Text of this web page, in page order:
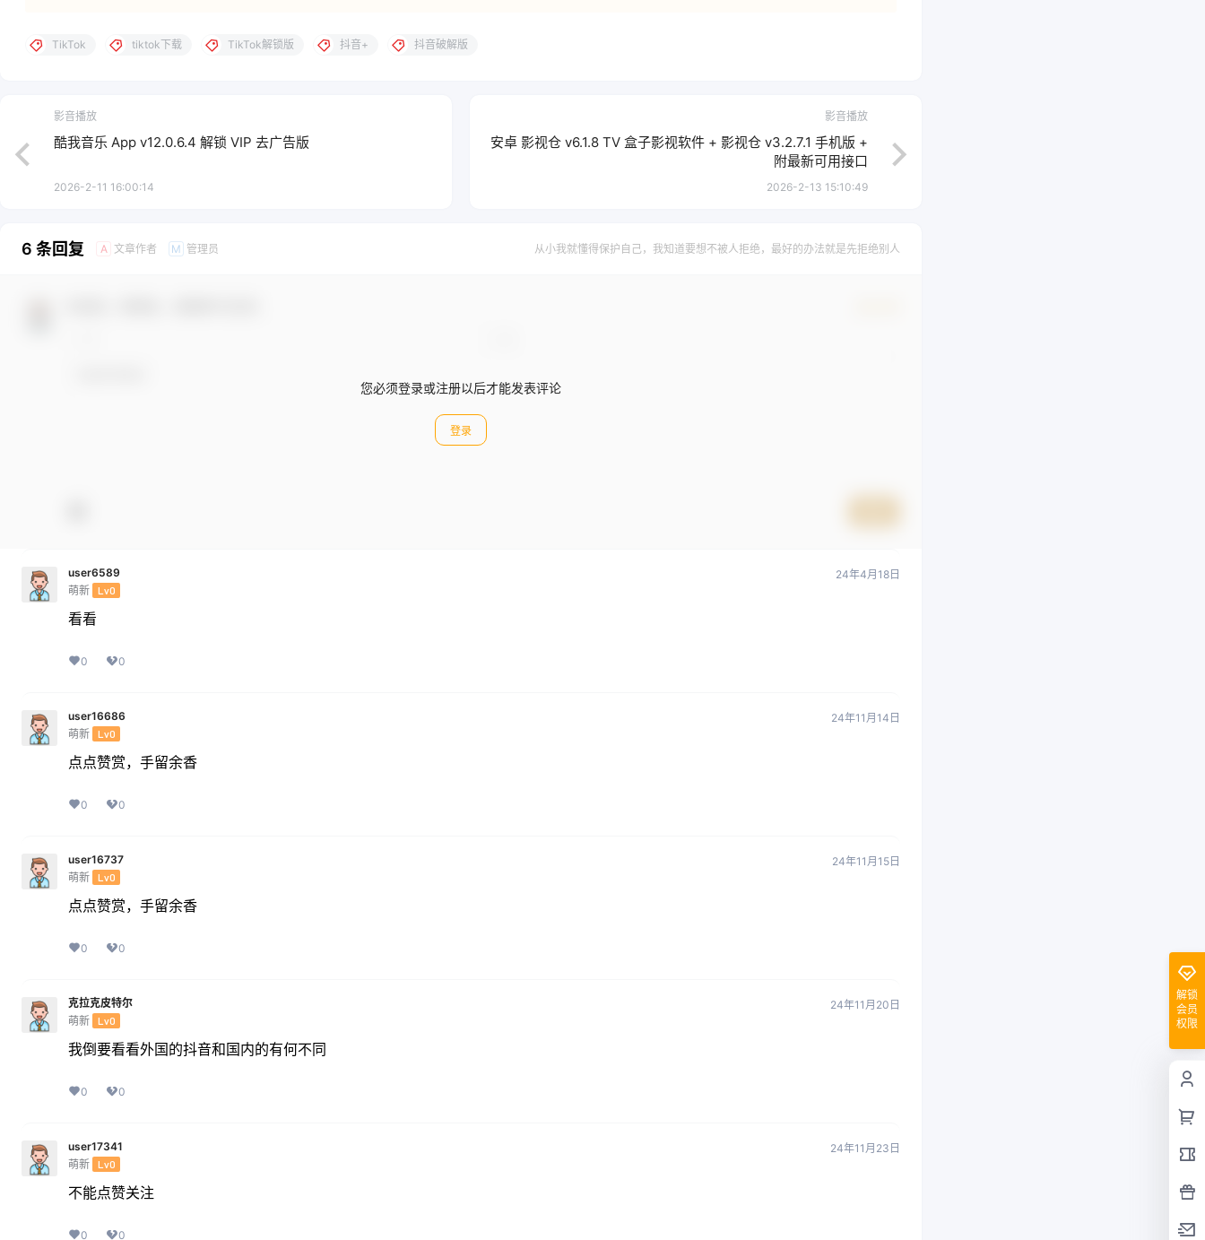
TikTok tiktok下载 TikTok解锁版 抖音+ 抖音破解版
影音播放
酷我音乐 App v12.0.6.4 解锁 VIP 去广告版
2026-2-11 16:00:14
影音播放
安卓 影视仓 v6.1.8 TV 盒子影视软件 + 影视仓 v3.2.7.1 手机版 +
附最新可用接口
2026-2-13 15:10:49
6 条回复 A 文章作者 M 管理员 从小我就懂得保护自己，我知道要想不被人拒绝，最好的办法就是先拒绝别人
您必须登录或注册以后才能发表评论
登录
user6589
萌新 Lv0
24年4月18日
看看
0 0
user16686
萌新 Lv0
24年11月14日
点点赞赏，手留余香
0 0
user16737
萌新 Lv0
24年11月15日
点点赞赏，手留余香
0 0
克拉克皮特尔
萌新 Lv0
24年11月20日
我倒要看看外国的抖音和国内的有何不同
0 0
user17341
萌新 Lv0
24年11月23日
不能点赞关注
0 0
解锁
会员
权限